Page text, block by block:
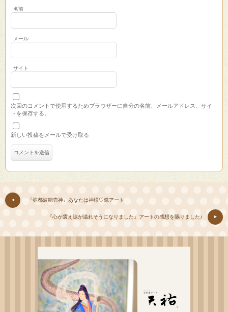
名前
メール
サイト
次回のコメントで使用するためブラウザーに自分の名前、メールアドレス、サイ
トを保存する。
新しい投稿をメールで受け取る
『弥都波能売神』あなたは神様♡鏡アート
『心が震え涙が溢れそうになりました』アートの感想を賜りました♪